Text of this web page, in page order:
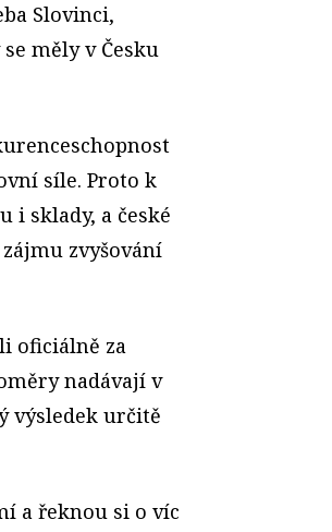
Slovinci,
měly v Česku
síle. Proto k
i sklady, a české
zvyšování
oficiálně za
nadávají v
výsledek určitě
a řeknou si o víc